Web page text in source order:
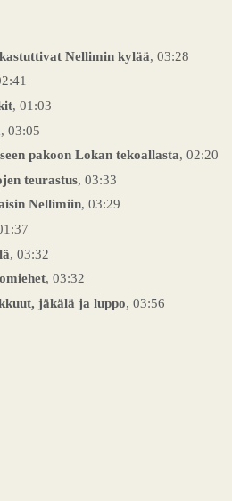
Nellimin kylää, 03:28
, 01:03
, 03:05
pakoon Lokan tekoallasta, 02:20
teurastus, 03:33
Nellimiin, 03:29
, 03:32
, 03:32
jäkälä ja luppo, 03:56